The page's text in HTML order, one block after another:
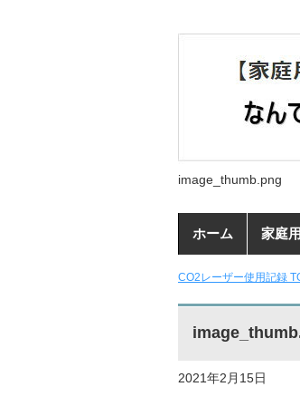
image_thumb.png
ホーム 家庭
CO2レーザー使用記録
2021年2月15日